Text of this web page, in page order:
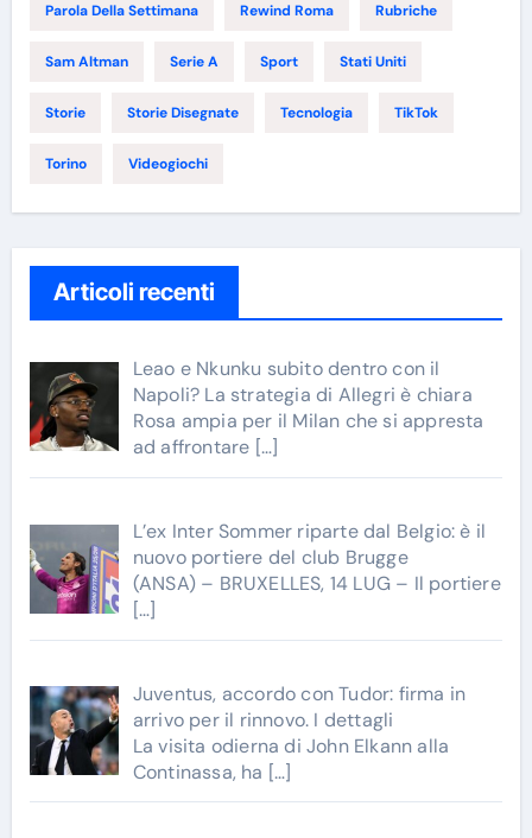
Parola Della Settimana Rewind Roma Rubriche
Sam Altman Serie A Sport Stati Uniti
Storie Storie Disegnate Tecnologia TikTok
Torino Videogiochi
Articoli recenti
Leao e Nkunku subito dentro con il
Napoli? La strategia di Allegri è chiara
Rosa ampia per il Milan che si appresta
ad affrontare […]
L’ex Inter Sommer riparte dal Belgio: è il
nuovo portiere del club Brugge
(ANSA) – BRUXELLES, 14 LUG – Il portiere
[…]
Juventus, accordo con Tudor: firma in
arrivo per il rinnovo. I dettagli
La visita odierna di John Elkann alla
Continassa, ha […]